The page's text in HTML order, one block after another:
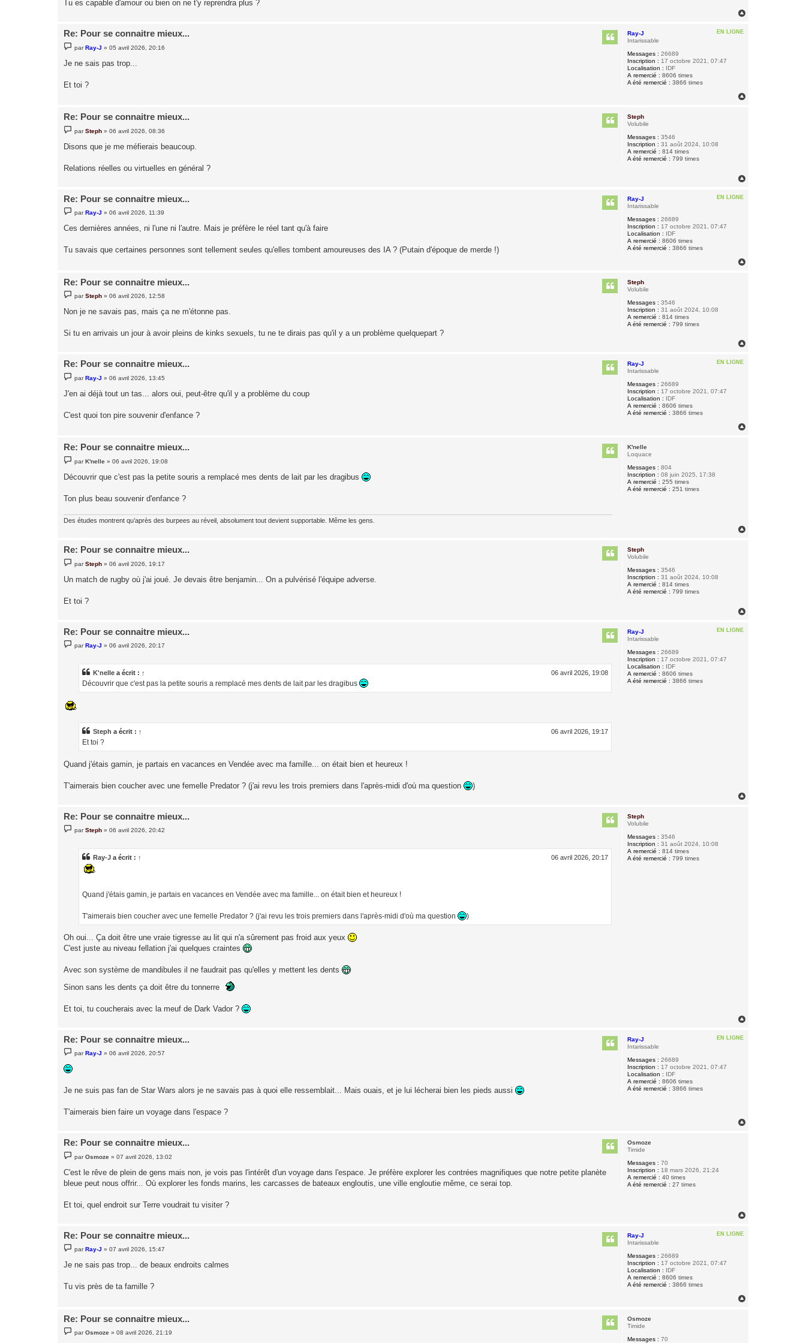
Tu es capable d'amour ou bien on ne t'y reprendra plus ?
EN LIGNE
Ray-J
Intarissable
Messages : 26689
Inscription : 17 octobre 2021, 07:47
Localisation : IDF
A remercié : 8606 times
A été remercié : 3866 times
Re: Pour se connaitre mieux...
e
s
e
parRay-J »05 avril 2026, 20:16
Je ne sais pas trop...
Et toi ?
Steph
Volubile
Messages : 3546
Inscription : 31 août 2024, 10:08
A remercié : 814 times
A été remercié : 799 times
Re: Pour se connaitre mieux...
e
s
g
e
parSteph »06 avril 2026, 08:36
Disons que je me méfierais beaucoup.
Relations réelles ou virtuelles en général ?
EN LIGNE
Ray-J
Intarissable
Messages : 26689
Inscription : 17 octobre 2021, 07:47
Localisation : IDF
A remercié : 8606 times
A été remercié : 3866 times
Re: Pour se connaitre mieux...
e
s
e
parRay-J »06 avril 2026, 11:39
Ces dernières années, ni l'une ni l'autre. Mais je préfère le réel tant qu'à faire
Tu savais que certaines personnes sont tellement seules qu'elles tombent amoureuses des IA ? (Putain d'époque de merde !)
Steph
Volubile
Messages : 3546
Inscription : 31 août 2024, 10:08
A remercié : 814 times
A été remercié : 799 times
Re: Pour se connaitre mieux...
e
s
e
parSteph »06 avril 2026, 12:58
Non je ne savais pas, mais ça ne m'étonne pas.
Si tu en arrivais un jour à avoir pleins de kinks sexuels, tu ne te dirais pas qu'il y a un problème quelquepart ?
EN LIGNE
Ray-J
Intarissable
Messages : 26689
Inscription : 17 octobre 2021, 07:47
Localisation : IDF
A remercié : 8606 times
A été remercié : 3866 times
Re: Pour se connaitre mieux...
e
s
e
parRay-J »06 avril 2026, 13:45
J'en ai déjà tout un tas... alors oui, peut-être qu'il y a problème du coup
C'est quoi ton pire souvenir d'enfance ?
K'nelle
Loquace
Messages : 804
Inscription : 08 juin 2025, 17:38
A remercié : 255 times
A été remercié : 251 times
Re: Pour se connaitre mieux...
e
s
s
e
parK'nelle »06 avril 2026, 19:08
Découvrir que c'est pas la petite souris a remplacé mes dents de lait par les dragibus
Ton plus beau souvenir d'enfance ?
Des études montrent qu’après des burpees au réveil, absolument tout devient supportable. Même les gens.
Steph
Volubile
Messages : 3546
Inscription : 31 août 2024, 10:08
A remercié : 814 times
A été remercié : 799 times
Re: Pour se connaitre mieux...
e
s
e
parSteph »06 avril 2026, 19:17
Un match de rugby où j'ai joué. Je devais être benjamin... On a pulvérisé l'équipe adverse.
Et toi ?
EN LIGNE
Ray-J
Intarissable
Messages : 26689
Inscription : 17 octobre 2021, 07:47
Localisation : IDF
A remercié : 8606 times
A été remercié : 3866 times
Re: Pour se connaitre mieux...
e
parRay-J »06 avril 2026, 20:17
K'nelle a écrit : ↑ 06 avril 2026, 19:08
Découvrir que c'est pas la petite souris a remplacé mes dents de lait par les dragibus
Steph a écrit : ↑ 06 avril 2026, 19:17
Et toi ?
Quand j'étais gamin, je partais en vacances en Vendée avec ma famille... on était bien et heureux !
T'aimerais bien coucher avec une femelle Predator ? (j'ai revu les trois premiers dans l'après-midi d'où ma question )
Steph
Volubile
Messages : 3546
Inscription : 31 août 2024, 10:08
A remercié : 814 times
A été remercié : 799 times
Re: Pour se connaitre mieux...
e
parSteph »06 avril 2026, 20:42
Ray-J a écrit : ↑ 06 avril 2026, 20:17
Quand j'étais gamin, je partais en vacances en Vendée avec ma famille... on était bien et heureux !
T'aimerais bien coucher avec une femelle Predator ? (j'ai revu les trois premiers dans l'après-midi d'où ma question )
Oh oui... Ça doit être une vraie tigresse au lit qui n'a sûrement pas froid aux yeux
C'est juste au niveau fellation j'ai quelques craintes
Avec son système de mandibules il ne faudrait pas qu'elles y mettent les dents
Sinon sans les dents ça doit être du tonnerre
Et toi, tu coucherais avec la meuf de Dark Vador ?
EN LIGNE
Ray-J
Intarissable
Messages : 26689
Inscription : 17 octobre 2021, 07:47
Localisation : IDF
A remercié : 8606 times
A été remercié : 3866 times
Re: Pour se connaitre mieux...
e
s
e
parRay-J »06 avril 2026, 20:57
Je ne suis pas fan de Star Wars alors je ne savais pas à quoi elle ressemblait... Mais ouais, et je lui lécherai bien les pieds aussi
T'aimerais bien faire un voyage dans l'espace ?
Osmoze
Timide
Messages : 70
Inscription : 18 mars 2026, 21:24
A remercié : 40 times
A été remercié : 27 times
Re: Pour se connaitre mieux...
e
s
a
parOsmoze »07 avril 2026, 13:02
C'est le rêve de plein de gens mais non, je vois pas l'intérêt d'un voyage dans l'espace. Je préfère explorer les contrées magnifiques que notre petite planète
bleue peut nous offrir... Où explorer les fonds marins, les carcasses de bateaux engloutis, une ville engloutie même, ce serai top.
Et toi, quel endroit sur Terre voudrait tu visiter ?
EN LIGNE
Ray-J
Intarissable
Messages : 26689
Inscription : 17 octobre 2021, 07:47
Localisation : IDF
A remercié : 8606 times
A été remercié : 3866 times
Re: Pour se connaitre mieux...
e
s
e
parRay-J »07 avril 2026, 15:47
Je ne sais pas trop... de beaux endroits calmes
Tu vis près de ta famille ?
Osmoze
Timide
Messages : 70
Re: Pour se connaitre mieux...
e
parOsmoze »08 avril 2026, 21:19